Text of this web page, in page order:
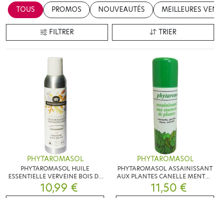
TOUS PROMOS NOUVEAUTÉS MEILLEURES
FILTRER TRIER
PHYTAROMASOL
PHYTAROMASOL HUILE
ESSENTIELLE VERVEINE BOIS DE
HO 250 ML
10,99 €
PHYTAROMASOL
PHYTAROMASOL ASSAINISSANT
AUX PLANTES CANELLE MENTHE
250ML
11,50 €